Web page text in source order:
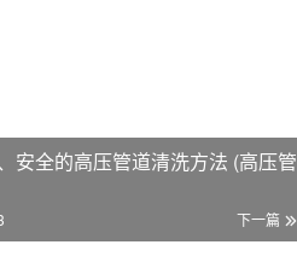
安全的高压管道清洗方法 (高压管
下一篇